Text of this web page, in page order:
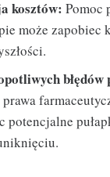
kosztów: Pomoc
może zapobiec
błędów
potencjalne